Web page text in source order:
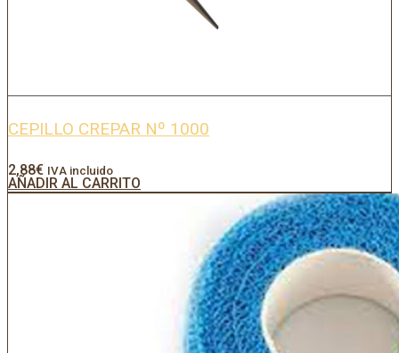
CEPILLO CREPAR Nº 1000
2,88€ IVA incluido
AÑADIR AL CARRITO